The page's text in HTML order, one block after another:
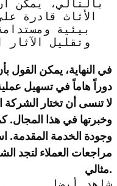
بالتالي، يمكن
الأثاث قادرة
بيئية
وتقليل
في النهاية، يمكن القول
دوراً هاماً في تسهيل
لا تنسى أن تختار الشركة
وخبرتها في هذا المجال.
وجودة الخدمة المقدمة.
مراجعات العملاء لتجد
مثالي.